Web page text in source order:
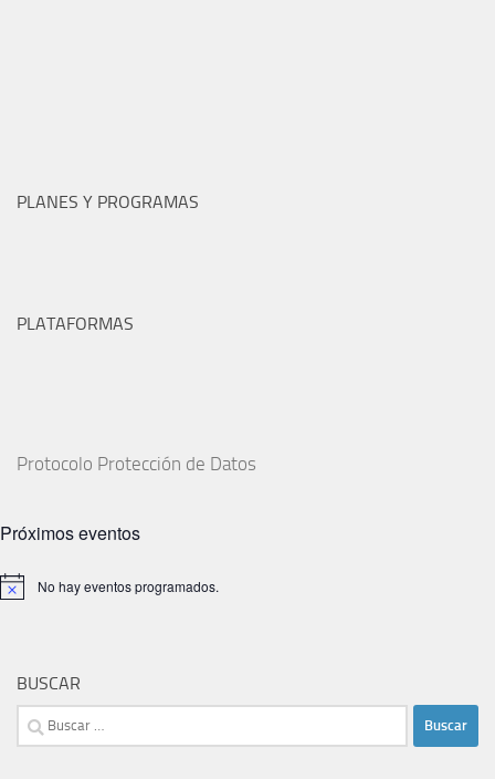
PLANES Y PROGRAMAS
PLATAFORMAS
Protocolo Protección de Datos
Próximos eventos
Aviso No hay eventos programados.
BUSCAR
Buscar: